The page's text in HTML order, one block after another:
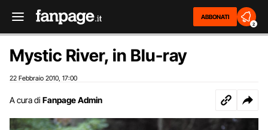
ABBONATI
2
Mystic River, in Blu-ray
22 Febbraio 2010 17:00
A cura di Fanpage Admin